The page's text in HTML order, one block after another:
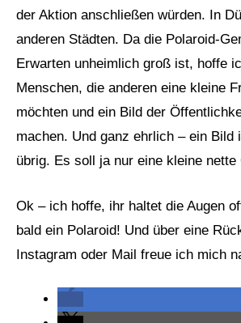
der Aktion anschließen würden. In
anderen Städten. Da die Polaroid-
Erwarten unheimlich groß ist, hoffe
Menschen, die anderen eine kleine
möchten und ein Bild der
machen. Und ganz ehrlich – ein Bild
übrig. Es soll ja nur eine kleine nette
Ok – ich hoffe, ihr haltet die Augen
bald ein Polaroid! Und über eine
Instagram oder Mail freue ich mich